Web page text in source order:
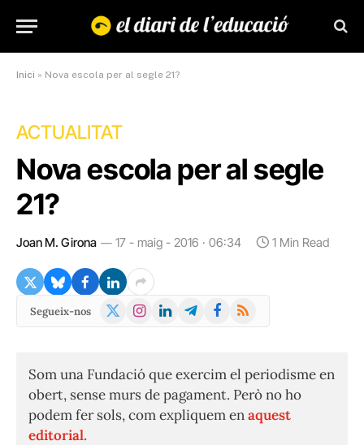
Inici » Nova escola per al segle 21?
ACTUALITAT
Nova escola per al segle
21?
Joan M. Girona 17 - maig - 2016 · 06:34 1 Min Read
Segueix-nos
X
Instagram
LinkedInTelegramFacebook
RSS
Som una Fundació que exercim el periodisme en
obert, sense murs de pagament. Però no ho
podem fer sols, com expliquem enaquest
editorial.